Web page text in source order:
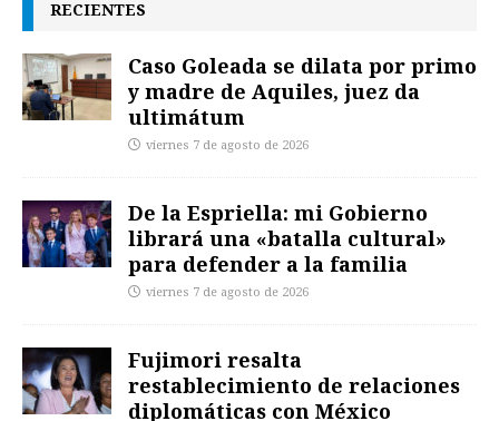
RECIENTES
Caso Goleada se dilata por primo
y madre de Aquiles, juez da
ultimátum
viernes 7 de agosto de 2026
De la Espriella: mi Gobierno
librará una «batalla cultural»
para defender a la familia
viernes 7 de agosto de 2026
Fujimori resalta
restablecimiento de relaciones
diplomáticas con México